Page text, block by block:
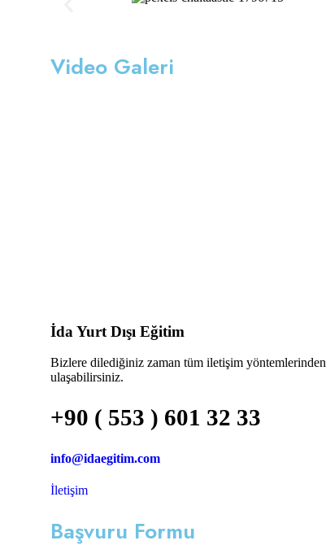
Video Galeri
İda Yurt Dışı Eğitim
Bizlere dilediğiniz zaman tüm iletişim yöntemlerinden
ulaşabilirsiniz.
+90 ( 553 ) 601 32 33
info@idaegitim.com
İletişim
Başvuru Formu